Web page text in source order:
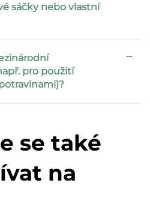
sáčky nebo vlastní
pro použití
se také
na